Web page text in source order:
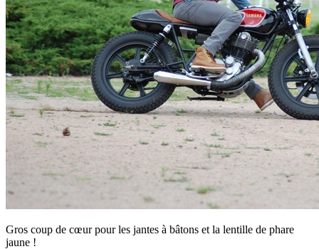
Gros coup de cœur pour les jantes à bâtons et la lentille de phare
jaune !